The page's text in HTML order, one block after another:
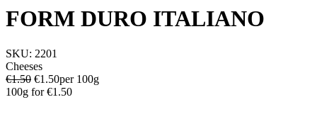
FORM DURO ITALIANO
SKU: 2201
Cheeses
€1.50 €1.50per 100g
100g for€1.50